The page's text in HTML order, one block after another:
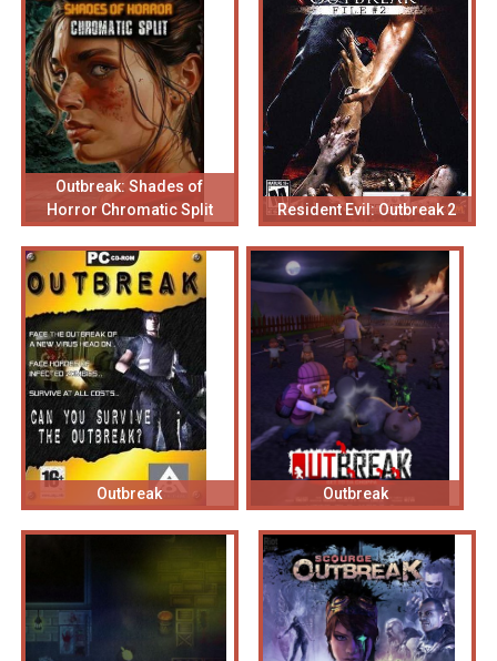
Outbreak: Shades of
Horror Chromatic Split
Resident Evil: Outbreak 2
Outbreak Outbreak